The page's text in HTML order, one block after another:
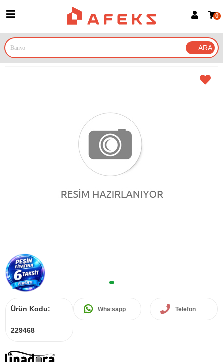
Google İle Bağlan
0
Ürün Kodu:
229468
Whatsapp Telefon